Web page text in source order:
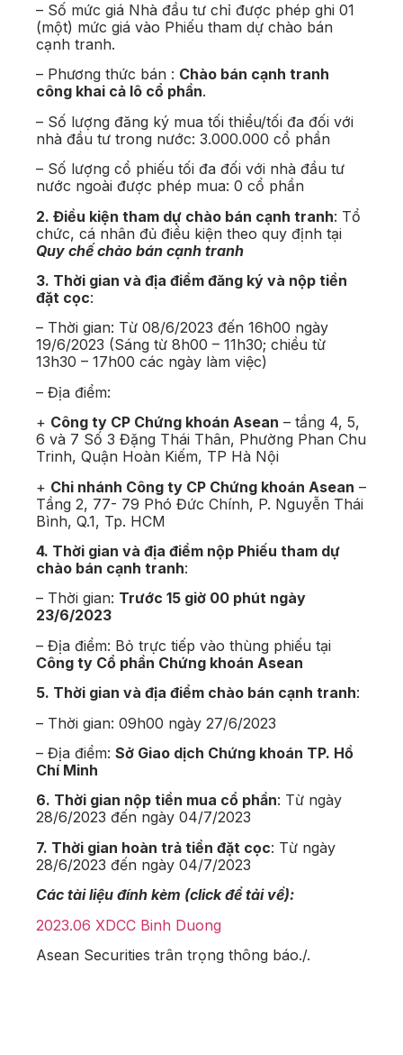
– Số mức giá Nhà đầu tư chỉ được phép ghi 01
(một) mức giá vào Phiếu tham dự chào bán
cạnh tranh.
– Phương thức bán : Chào bán cạnh tranh
công khai cả lô cổ phần.
– Số lượng đăng ký mua tối thiểu/tối đa đối với
nhà đầu tư trong nước: 3.000.000 cổ phần
– Số lượng cổ phiếu tối đa đối với nhà đầu tư
nước ngoài được phép mua: 0 cổ phần
2. Điều kiện tham dự chào bán cạnh tranh: Tổ
chức, cá nhân đủ điều kiện theo quy định tại
Quy chế chào bán cạnh tranh
3. Thời gian và địa điểm đăng ký và nộp tiền
đặt cọc:
– Thời gian: Từ 08/6/2023 đến 16h00 ngày
19/6/2023 (Sáng từ 8h00 – 11h30; chiều từ
13h30 – 17h00 các ngày làm việc)
– Địa điểm:
+ Công ty CP Chứng khoán Asean – tầng 4, 5,
6 và 7 Số 3 Đặng Thái Thân, Phường Phan Chu
Trinh, Quận Hoàn Kiếm, TP Hà Nội
+ Chi nhánh Công ty CP Chứng khoán Asean –
Tầng 2, 77- 79 Phó Đức Chính, P. Nguyễn Thái
Bình, Q.1, Tp. HCM
4. Thời gian và địa điểm nộp Phiếu tham dự
chào bán cạnh tranh:
– Thời gian: Trước 15 giờ 00 phút ngày
23/6/2023
– Địa điểm: Bỏ trực tiếp vào thùng phiếu tại
Công ty Cổ phần Chứng khoán Asean
5. Thời gian và địa điểm chào bán cạnh tranh:
– Thời gian: 09h00 ngày 27/6/2023
– Địa điểm: Sở Giao dịch Chứng khoán TP. Hồ
Chí Minh
6. Thời gian nộp tiền mua cổ phần: Từ ngày
28/6/2023 đến ngày 04/7/2023
7. Thời gian hoàn trả tiền đặt cọc: Từ ngày
28/6/2023 đến ngày 04/7/2023
Các tài liệu đính kèm (click để tải về):
2023.06 XDCC Binh Duong
Asean Securities trân trọng thông báo./.